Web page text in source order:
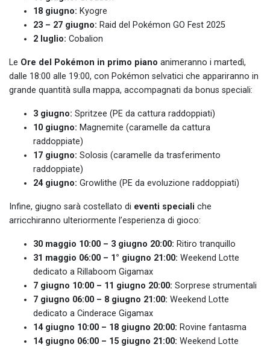
18 giugno: Kyogre
23 – 27 giugno: Raid del Pokémon GO Fest 2025
2 luglio: Cobalion
Le Ore del Pokémon in primo piano animeranno i martedì,
dalle 18:00 alle 19:00, con Pokémon selvatici che appariranno in
grande quantità sulla mappa, accompagnati da bonus speciali:
3 giugno: Spritzee (PE da cattura raddoppiati)
10 giugno: Magnemite (caramelle da cattura
raddoppiate)
17 giugno: Solosis (caramelle da trasferimento
raddoppiate)
24 giugno: Growlithe (PE da evoluzione raddoppiati)
Infine, giugno sarà costellato di eventi speciali che
arricchiranno ulteriormente l’esperienza di gioco:
30 maggio 10:00 – 3 giugno 20:00: Ritiro tranquillo
31 maggio 06:00 – 1° giugno 21:00: Weekend Lotte
dedicato a Rillaboom Gigamax
7 giugno 10:00 – 11 giugno 20:00: Sorprese strumentali
7 giugno 06:00 – 8 giugno 21:00: Weekend Lotte
dedicato a Cinderace Gigamax
14 giugno 10:00 – 18 giugno 20:00: Rovine fantasma
14 giugno 06:00 – 15 giugno 21:00: Weekend Lotte